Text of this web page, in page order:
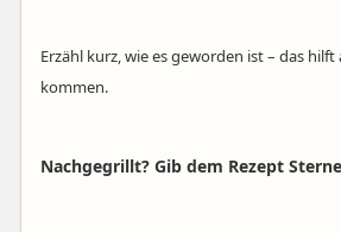
Erzähl kurz, wie es geworden ist – das
kommen.
Nachgegrillt? Gib dem Rezept Sterne